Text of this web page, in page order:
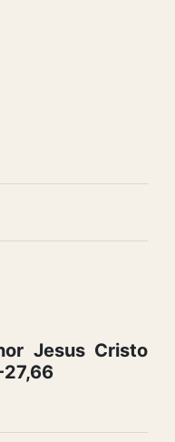
Jesus Cristo